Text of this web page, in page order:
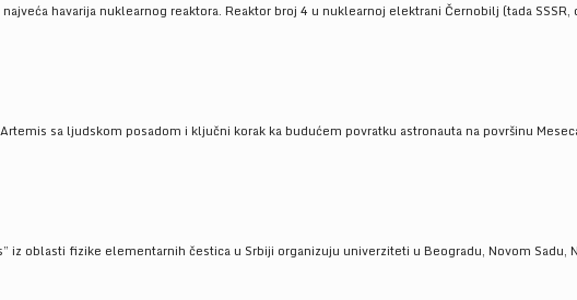
havarija nuklearnog reaktora. Reaktor broj 4 u nuklearnoj elektrani Černobilj (tada
sa ljudskom posadom i ključni korak ka budućem povratku astronauta na površinu
iz oblasti fizike elementarnih čestica u Srbiji organizuju univerziteti u Beogradu, Novom Sadu,